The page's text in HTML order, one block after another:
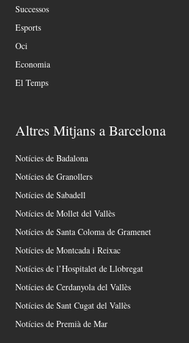
Successos
Esports
Oci
Economia
El Temps
Altres Mitjans a Barcelona
Notícies de Badalona
Notícies de Granollers
Notícies de Sabadell
Notícies de Mollet del Vallès
Notícies de Santa Coloma de Gramenet
Notícies de Montcada i Reixac
Notícies de l’Hospitalet de Llobregat
Notícies de Cerdanyola del Vallès
Notícies de Sant Cugat del Vallès
Notícies de Premià de Mar